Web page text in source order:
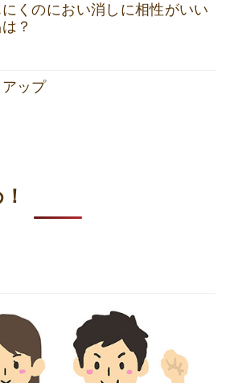
くのにおい消しに相性がいい
？
ップ